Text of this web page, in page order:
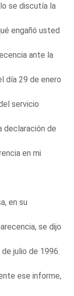
se discutía la
engañó usted
ante la
día 29 de enero
servicio
declaración de
en mi
en su
se dijo
julio de 1996.
ese informe,